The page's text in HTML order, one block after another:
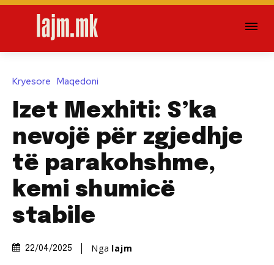
Kryesore Maqedoni
Izet Mexhiti: S’ka
nevojë për zgjedhje
të parakohshme,
kemi shumicë
stabile
22/04/2025 Nga lajm